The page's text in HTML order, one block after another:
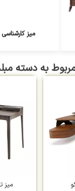
میز کارشناسی
به دسته
میز